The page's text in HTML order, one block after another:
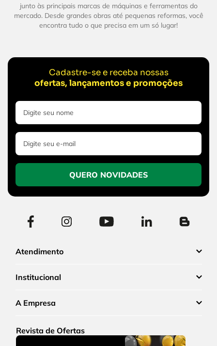
junto às principais marcas de máquinas e ferramentas do
mercado. Desde grandes obras até pequenas reformas, você
encontra tudo o que precisa em um só lugar!
Cadastre-se e receba nossas
ofertas, lançamentos e promoções
QUERO NOVIDADES
Atendimento
Institucional
A Empresa
Revista de Ofertas